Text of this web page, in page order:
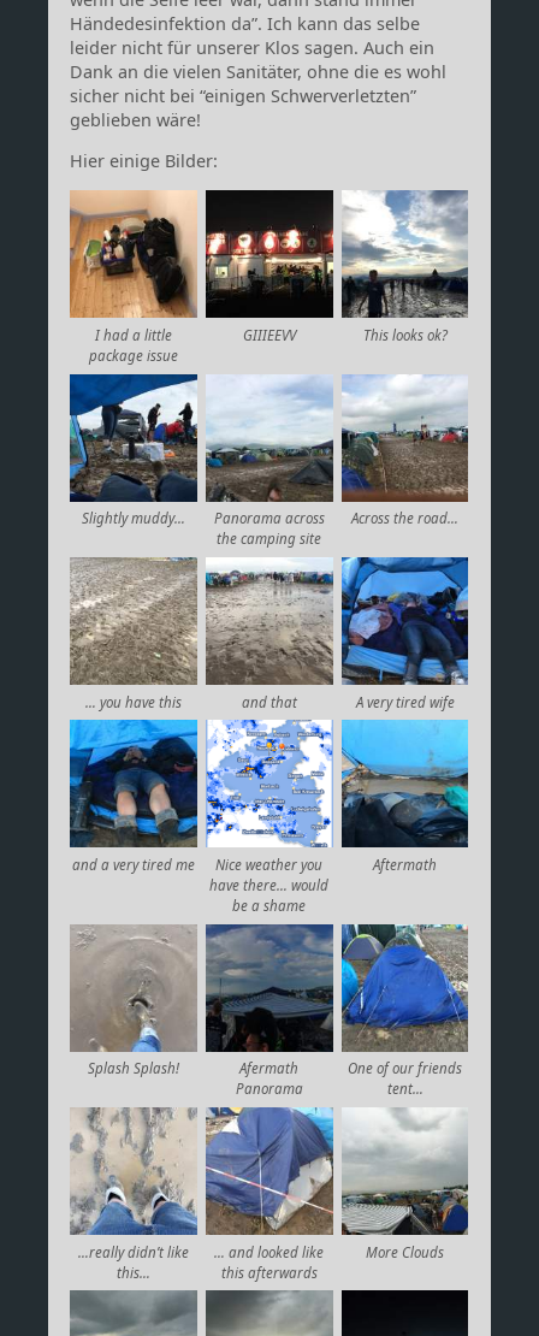
Händedesinfektion da”. Ich kann das selbe
leider nicht für unserer Klos sagen. Auch ein
Dank an die vielen Sanitäter, ohne die es wohl
sicher nicht bei “einigen Schwerverletzten”
geblieben wäre!
Hier einige Bilder:
I had a little
package issue
GIIIEEVV This looks ok?
Slightly muddy…
Panorama across
the camping site
Across the road…
… you have this and that A very tired wife
and a very tired me
Nice weather you
have there… would
be a shame
Aftermath
Splash Splash!
Afermath
Panorama
One of our friends
tent…
…really didn’t like
this…
… and looked like
this afterwards
More Clouds